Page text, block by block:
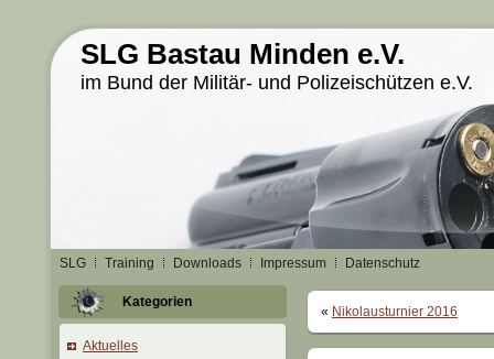
SLG Bastau Minden e.V.
im Bund der Militär- und Polizeischützen e.V.
SLG Training Downloads Impressum Datenschutz
Kategorien
Aktuelles
« Nikolausturnier 2016